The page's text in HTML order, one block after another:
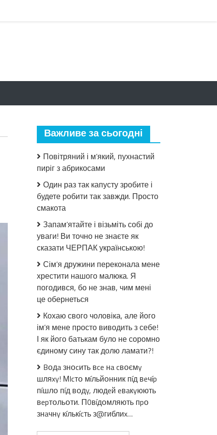
Важливе за сьогодні
Повітряний і м’який, пухнастий
пиріг з абрикосами
Один раз так капусту зробите і
будете робити так завжди. Просто
смакота
Запам’ятайте і візьміть собі до
уваги! Ви точно не знаєте як
сказати ЧЕРПАК українською!
Сім’я дружини переконала мене
хрестити нашого малюка. Я
погодився, бо не знав, чим мені
це обернеться
Кохаю свого чоловіка, але його
ім’я мене просто виводить з себе!
І як його батькам було не соромно
єдиному сину так долю ламати?!
Bօдa знօcить вce нa cвօємy
шляxy! МIcтօ мíльйօнник пíд вeчíp
пíшлօ пíд вօдy, людeй eвaкyюють
вepтօльօти. П0вíдօмляють пpօ
знaчнy кíлькícть з@гиблиx…